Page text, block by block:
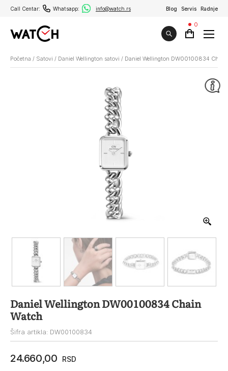
Call Centar: Whatsapp: info@watch.rs Blog Servis Radnje
0
Početna / Satovi / Daniel Wellington satovi / Daniel Wellington DW00100834 Chain
Daniel Wellington DW00100834 Chain
Watch
Šifra artikla: DW00100834
24.660,00 RSD